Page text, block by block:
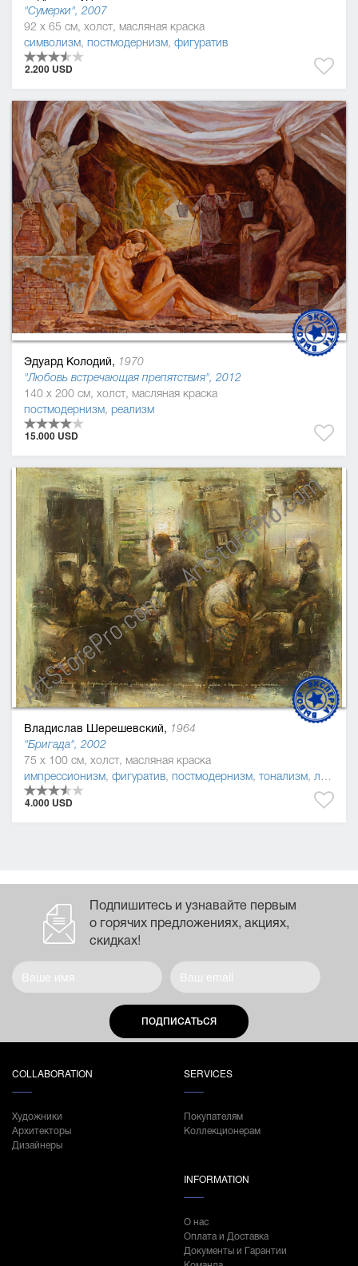
"Сумерки", 2007
92 x 65 см, холст, масляная краска
символизм, постмодернизм, фигуратив
2.200 USD
Эдуард Колодий, 1970
"Любовь встречающая препятствия", 2012
140 x 200 см, холст, масляная краска
постмодернизм, реализм
15.000 USD
Владислав Шерешевский, 1964
"Бригада", 2002
75 x 100 см, холст, масляная краска
импрессионизм, фигуратив, постмодернизм, тонализм, леттризм
4.000 USD
Подпишитесь и узнавайте первым
о горячих предложениях, акциях,
скидках!
ПОДПИСАТЬСЯ
COLLABORATION
Художники
Архитекторы
Дизайнеры
SERVICES
Покупателям
Коллекционерам
INFORMATION
О нас
Оплата и Доставка
Документы и Гарантии